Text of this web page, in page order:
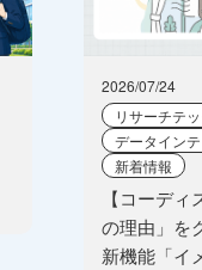
2026/07/24
リサーチテ
データイン
新着情報
【コーデ
の理由」を
新機能「イ